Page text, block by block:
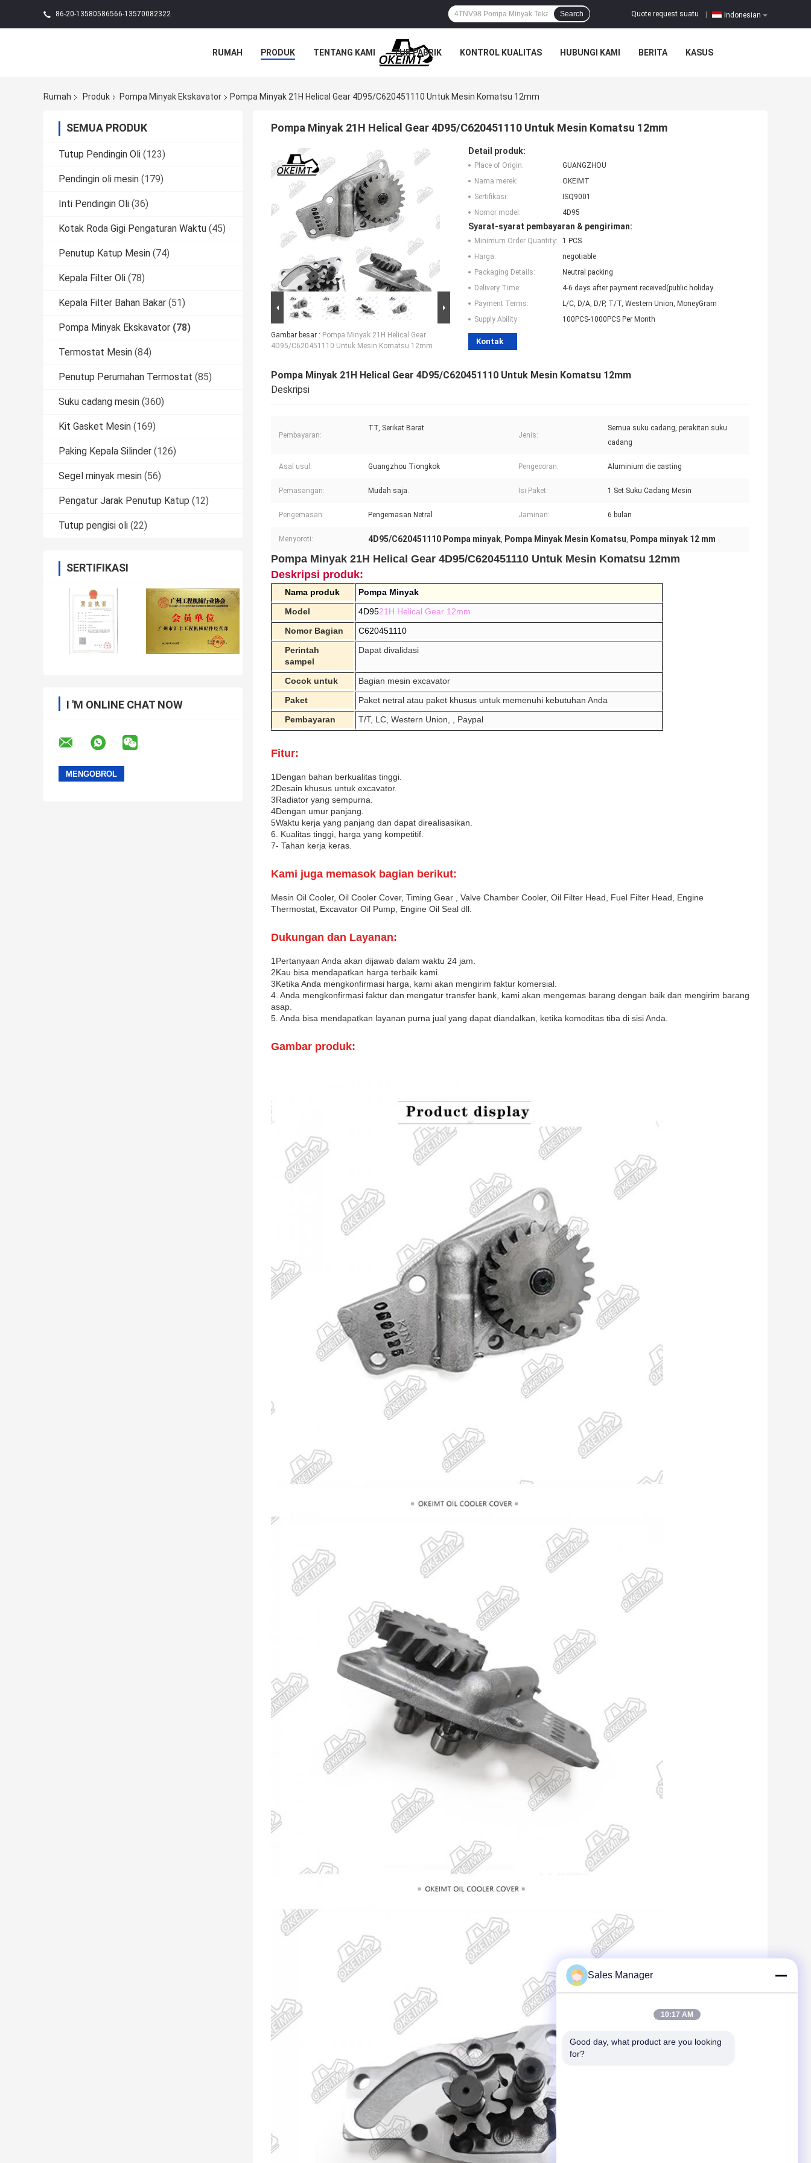
86-20-13580586566-13570082322 Indonesian
Quote request suatu
Search
RUMAH PRODUK TENTANG KAMI TUR PABRIK KONTROL KUALITAS HUBUNGI KAMI BERITA KASUS
Rumah Produk Pompa Minyak Ekskavator Pompa Minyak 21H Helical Gear 4D95/C620451110 Untuk Mesin Komatsu 12mm
SEMUA PRODUK
Tutup Pendingin Oli (123)
Pendingin oli mesin (179)
Inti Pendingin Oli (36)
Kotak Roda Gigi Pengaturan Waktu (45)
Penutup Katup Mesin (74)
Kepala Filter Oli (78)
Kepala Filter Bahan Bakar (51)
Pompa Minyak Ekskavator (78)
Termostat Mesin (84)
Penutup Perumahan Termostat (85)
Suku cadang mesin (360)
Kit Gasket Mesin (169)
Paking Kepala Silinder (126)
Segel minyak mesin (56)
Pengatur Jarak Penutup Katup (12)
Tutup pengisi oli (22)
SERTIFIKASI
I 'M ONLINE CHAT NOW
Pompa Minyak 21H Helical Gear 4D95/C620451110 Untuk Mesin Komatsu 12mm
Gambar besar : Pompa Minyak 21H Helical Gear
4D95/C620451110 Untuk Mesin Komatsu 12mm
Detail produk:
Place of Origin:
GUANGZHOU
Nama merek:
OKEIMT
Sertifikasi:
ISQ9001
Nomor model:
4D95
Syarat-syarat pembayaran & pengiriman:
Minimum Order Quantity:
1 PCS
Harga:
negotiable
Packaging Details:
Neutral packing
Delivery Time:
4-6 days after payment received(public holiday
Payment Terms:
L/C, D/A, D/P, T/T, Western Union, MoneyGram
Supply Ability:
100PCS-1000PCS Per Month
Kontak
Pompa Minyak 21H Helical Gear 4D95/C620451110 Untuk Mesin Komatsu 12mm
Deskripsi
Pembayaran:
TT, Serikat Barat
Jenis:
Semua suku cadang, perakitan suku
cadang
Asal usul: Guangzhou Tiongkok Pengecoran: Aluminium die casting
Pemasangan: Mudah saja. Isi Paket: 1 Set Suku Cadang Mesin
Pengemasan: Pengemasan Netral Jaminan: 6 bulan
Menyoroti: 4D95/C620451110 Pompa minyak, Pompa Minyak Mesin Komatsu, Pompa minyak 12 mm
Pompa Minyak 21H Helical Gear 4D95/C620451110 Untuk Mesin Komatsu 12mm
Deskripsi produk:
Nama produk
Pompa Minyak
Model
4D9521H Helical Gear 12mm
Nomor Bagian
C620451110
Perintah
sampel
Dapat divalidasi
Cocok untuk
Bagian mesin excavator
Paket
Paket netral atau paket khusus untuk memenuhi kebutuhan Anda
Pembayaran
T/T, LC, Western Union, , Paypal
Fitur:
1Dengan bahan berkualitas tinggi.
2Desain khusus untuk excavator.
3Radiator yang sempurna.
4Dengan umur panjang.
5Waktu kerja yang panjang dan dapat direalisasikan.
6. Kualitas tinggi, harga yang kompetitif.
7- Tahan kerja keras.
Kami juga memasok bagian berikut:
Mesin Oil Cooler, Oil Cooler Cover, Timing Gear , Valve Chamber Cooler, Oil Filter Head, Fuel Filter Head, Engine
Thermostat, Excavator Oil Pump, Engine Oil Seal dll.
Dukungan dan Layanan:
1Pertanyaan Anda akan dijawab dalam waktu 24 jam.
2Kau bisa mendapatkan harga terbaik kami.
3Ketika Anda mengkonfirmasi harga, kami akan mengirim faktur komersial.
4. Anda mengkonfirmasi faktur dan mengatur transfer bank, kami akan mengemas barang dengan baik dan mengirim barang
asap.
5. Anda bisa mendapatkan layanan purna jual yang dapat diandalkan, ketika komoditas tiba di sisi Anda.
Gambar produk:
Sales Manager
10:17 AM
Good day, what product are you looking
for?